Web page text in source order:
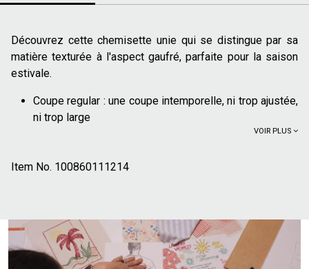
Découvrez cette chemisette unie qui se distingue par sa
matière texturée à l'aspect gaufré, parfaite pour la saison
estivale.
Coupe regular : une coupe intemporelle, ni trop ajustée,
ni trop large
Motif uni
agréable au quotidien
Pièce maîtresse d'un vestiaire estival, cette chemisette se
VOIR PLUS
Item No. 100860111214